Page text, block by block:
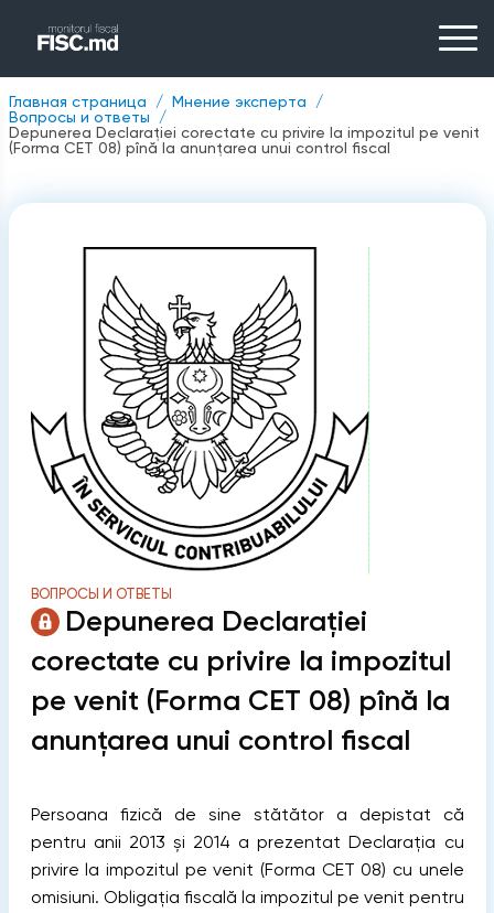
Главная страница
Мнение эксперта
Вопросы и ответы
Depunerea Declarației corectate cu privire la impozitul pe venit
(Forma CET 08) pînă la anunțarea unui control fiscal
ВОПРОСЫ И ОТВЕТЫ
Depunerea Declarației
corectate cu privire la impozitul
pe venit (Forma CET 08) pînă la
anunțarea unui control fiscal
Persoana fizică de sine stătător a depistat că
pentru anii 2013 și 2014 a prezentat Declarația cu
privire la impozitul pe venit (Forma CET 08) cu unele
omisiuni. Obligația fiscală la impozitul pe venit pentru